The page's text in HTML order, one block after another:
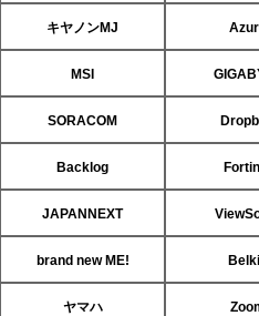
キヤノンMJ
MSI
SORACOM
Backlog
JAPANNEXT
brand new ME!
ヤマハ